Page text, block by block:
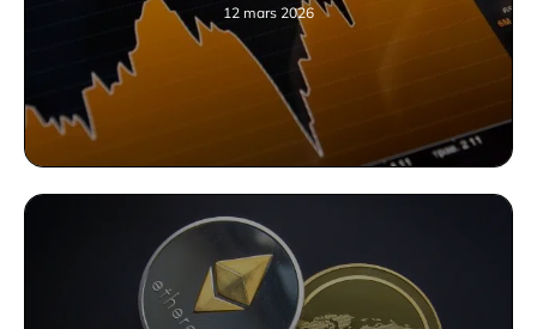
12 mars 2026